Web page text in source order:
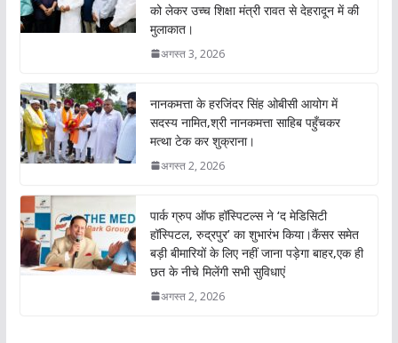
को लेकर उच्च शिक्षा मंत्री रावत से देहरादून में की
मुलाकात।
अगस्त 3, 2026
नानकमत्ता के हरजिंदर सिंह ओबीसी आयोग में
सदस्य नामित,श्री नानकमत्ता साहिब पहुँचकर
मत्था टेक कर शुक्राना।
अगस्त 2, 2026
पार्क ग्रुप ऑफ हॉस्पिटल्स ने ‘द मेडिसिटी
हॉस्पिटल, रुद्रपुर’ का शुभारंभ किया।कैंसर समेत
बड़ी बीमारियों के लिए नहीं जाना पड़ेगा बाहर,एक ही
छत के नीचे मिलेंगी सभी सुविधाएं
अगस्त 2, 2026